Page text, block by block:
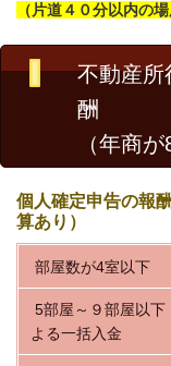
（片道４０分以内の
不動産所
酬
（年商
個人確定申告の報
算あり）
部屋数が4室以下
5部屋～９部屋以
よる一括入金